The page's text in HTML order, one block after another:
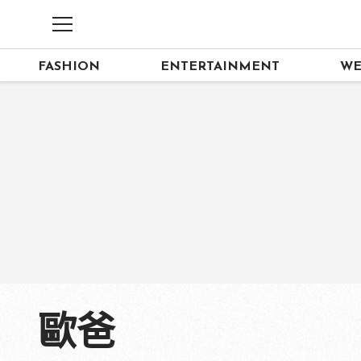
FASHION ENTERTAINMENT
歐爸